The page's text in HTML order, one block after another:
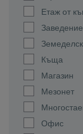
Етаж от
Заведение
Къща
Магазин
Мезонет
Офис